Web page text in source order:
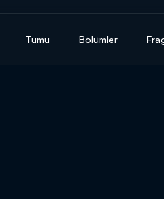
Tümü Bölümler